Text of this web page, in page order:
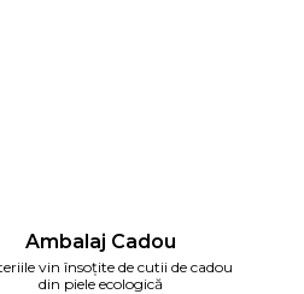
Ambalaj Cadou
vin însoțite de cutii de cadou
din piele ecologică